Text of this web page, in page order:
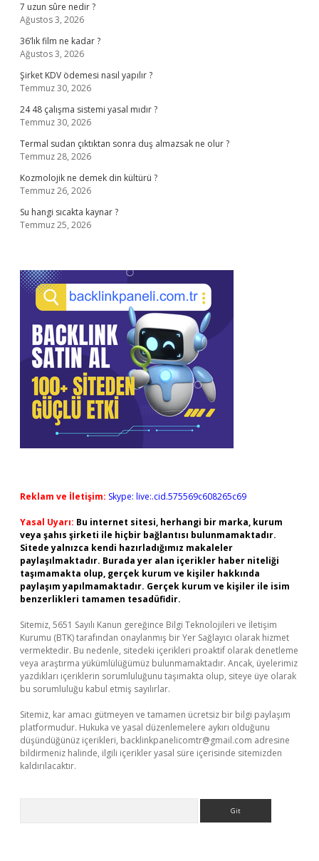
7 uzun sûre nedir ?
Ağustos 3, 2026
36’lık film ne kadar ?
Ağustos 3, 2026
Şirket KDV ödemesi nasıl yapılır ?
Temmuz 30, 2026
24 48 çalışma sistemi yasal mıdır ?
Temmuz 30, 2026
Termal sudan çıktıktan sonra duş almazsak ne olur ?
Temmuz 28, 2026
Kozmolojik ne demek din kültürü ?
Temmuz 26, 2026
Su hangi sıcakta kaynar ?
Temmuz 25, 2026
Reklam ve İletişim: Skype: live:.cid.575569c608265c69
Yasal Uyarı: Bu internet sitesi, herhangi bir marka, kurum
veya şahıs şirketi ile hiçbir bağlantısı bulunmamaktadır.
Sitede yalnızca kendi hazırladığımız makaleler
paylaşılmaktadır. Burada yer alan içerikler haber niteliği
taşımamakta olup, gerçek kurum ve kişiler hakkında
paylaşım yapılmamaktadır. Gerçek kurum ve kişiler ile isim
benzerlikleri tamamen tesadüfidir.
Sitemiz, 5651 Sayılı Kanun gereğince Bilgi Teknolojileri ve İletişim
Kurumu (BTK) tarafından onaylanmış bir Yer Sağlayıcı olarak hizmet
vermektedir. Bu nedenle, sitedeki içerikleri proaktif olarak denetleme
veya araştırma yükümlülüğümüz bulunmamaktadır. Ancak, üyelerimiz
yazdıkları içeriklerin sorumluluğunu taşımakta olup, siteye üye olarak
bu sorumluluğu kabul etmiş sayılırlar.
Sitemiz, kar amacı gütmeyen ve tamamen ücretsiz bir bilgi paylaşım
platformudur. Hukuka ve yasal düzenlemelere aykırı olduğunu
düşündüğünüz içerikleri, backlinkpanelicomtr@gmail.com adresine
bildirmeniz halinde, ilgili içerikler yasal süre içerisinde sitemizden
kaldırılacaktır.